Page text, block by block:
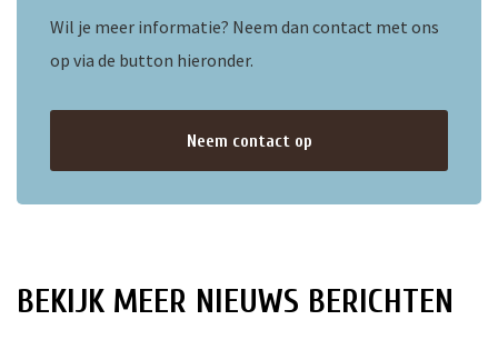
Wil je meer informatie? Neem dan contact met ons
op via de button hieronder.
Neem contact op
BEKIJK MEER NIEUWS BERICHTEN